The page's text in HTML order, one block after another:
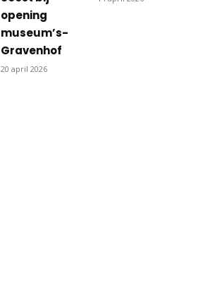
opening
museum’s-
Gravenhof
20 april 2026